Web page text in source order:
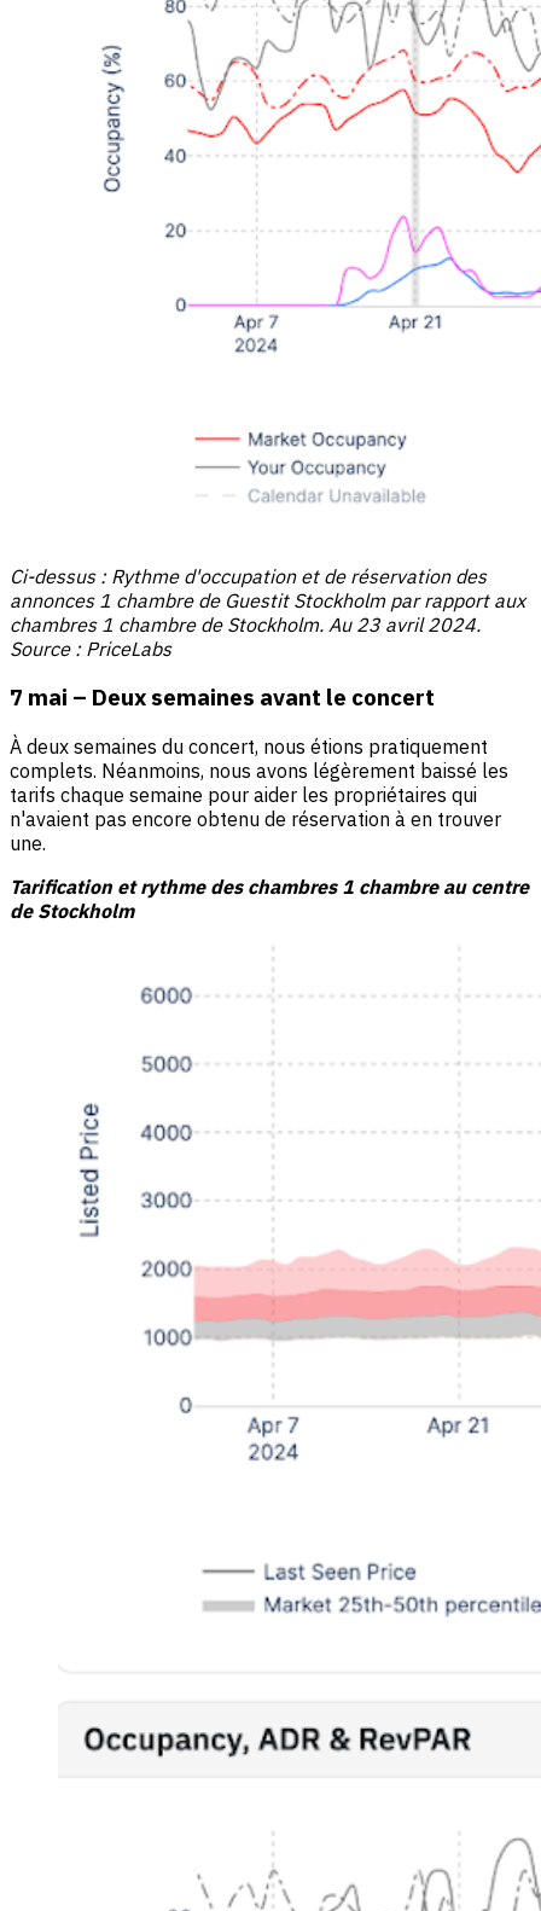
Ci-dessus : Rythme d'occupation et de réservation des
annonces 1 chambre de Guestit Stockholm par rapport aux
chambres 1 chambre de Stockholm. Au 23 avril 2024.
Source : PriceLabs
7 mai – Deux semaines avant le concert
À deux semaines du concert, nous étions pratiquement
complets. Néanmoins, nous avons légèrement baissé les
tarifs chaque semaine pour aider les propriétaires qui
n'avaient pas encore obtenu de réservation à en trouver
une.
Tarification et rythme des chambres 1 chambre au centre
de Stockholm